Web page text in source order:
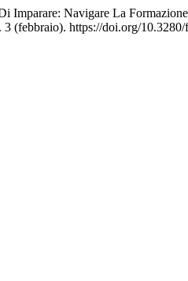
Imparare: Navigare La
3 (febbraio). https://doi.org/